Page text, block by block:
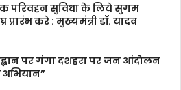
परिवहन सुविधा के लिये सुगम
प्रारंभ करे : मुख्यमंत्री डॉ. यादव
पर गंगा दशहरा पर जन आंदोलन